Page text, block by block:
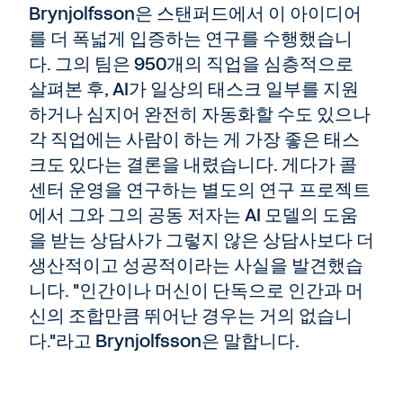
Brynjolfsson은 스탠퍼드에서 이 아이디어
를 더 폭넓게 입증하는 연구를 수행했습니
다. 그의 팀은 950개의 직업을 심층적으로
살펴본 후, AI가 일상의 태스크 일부를 지원
하거나 심지어 완전히 자동화할 수도 있으나
각 직업에는 사람이 하는 게 가장 좋은 태스
크도 있다는 결론을 내렸습니다. 게다가 콜
센터 운영을 연구하는 별도의 연구 프로젝트
에서 그와 그의 공동 저자는 AI 모델의 도움
을 받는 상담사가 그렇지 않은 상담사보다 더
생산적이고 성공적이라는 사실을 발견했습
니다. "인간이나 머신이 단독으로 인간과 머
신의 조합만큼 뛰어난 경우는 거의 없습니
다."라고 Brynjolfsson은 말합니다.